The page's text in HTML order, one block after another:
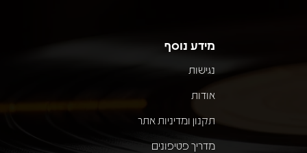
מידע נוסף
נגישות
אודות
תקנון ומדיניות אתר
מדריך פטיפונים